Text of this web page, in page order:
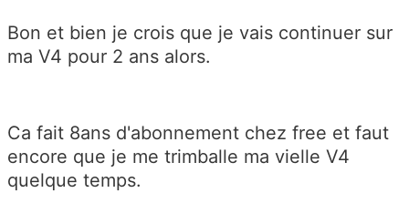
Bon et bien je crois que je vais continuer sur
ma V4 pour 2 ans alors.
Ca fait 8ans d'abonnement chez free et faut
encore que je me trimballe ma vielle V4
quelque temps.